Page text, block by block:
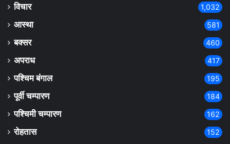
विचार 1,032
आस्था 581
बक्सर 460
अपराध 417
पश्चिम बंगाल 195
पूर्वी चम्पारण 184
पश्चिमी चम्पारण 162
रोहतास 152